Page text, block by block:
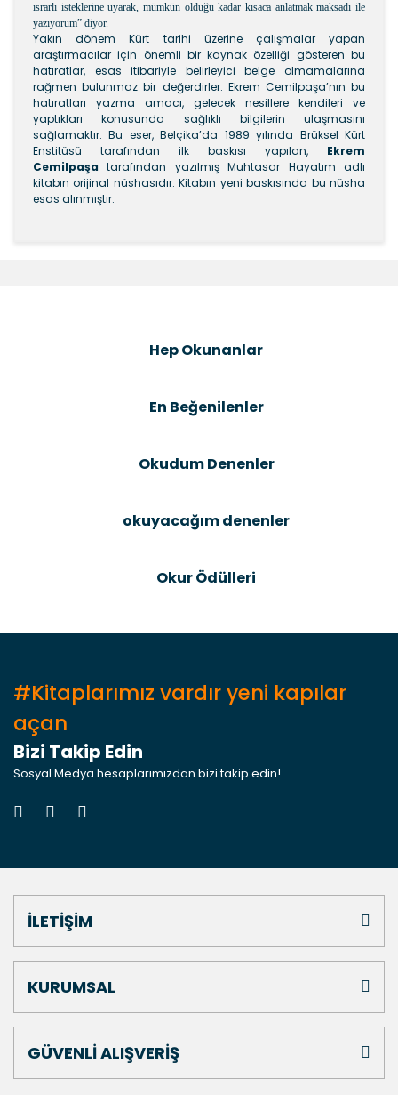
ısrarlı isteklerine uyarak, mümkün olduğu kadar kısaca anlatmak maksadı ile
yazıyorum” diyor.
Yakın dönem Kürt tarihi üzerine çalışmalar yapan
araştırmacılar için önemli bir kaynak özelliği gösteren bu
hatıratlar, esas itibariyle belirleyici belge olmamalarına
rağmen bulunmaz bir değerdirler. Ekrem Cemilpaşa’nın bu
hatıratları yazma amacı, gelecek nesillere kendileri ve
yaptıkları konusunda sağlıklı bilgilerin ulaşmasını
sağlamaktır. Bu eser, Belçika’da 1989 yılında Brüksel Kürt
Enstitüsü tarafından ilk baskısı yapılan, Ekrem
Cemilpaşa tarafından yazılmış Muhtasar Hayatım adlı
kitabın orijinal nüshasıdır. Kitabın yeni baskısında bu nüsha
esas alınmıştır.
Ürün açıklamasında eksik bilgiler bulunuyor.
Ürün fiyatı diğer sitelerden daha pahalı.
Hep Okunanlar
En Beğenilenler
Okudum Denenler
okuyacağım denenler
Okur Ödülleri
#Kitaplarımız vardır yeni kapılar
açan
Bizi Takip Edin
Sosyal Medya hesaplarımızdan bizi takip edin!
İLETİŞİM
KURUMSAL
GÜVENLİ ALIŞVERİŞ